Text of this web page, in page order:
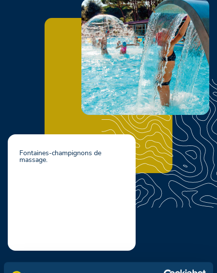
Fontaines-champignons de
massage.